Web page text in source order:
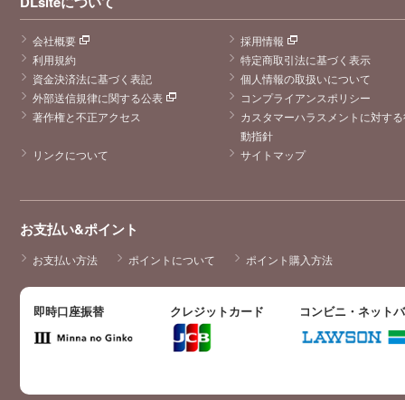
会社概要
採用情報
利用規約
特定商取引法に基づく表示
資金決済法に基づく表記
個人情報の取扱いについて
外部送信規律に関する公表
コンプライアンスポリシー
著作権と不正アクセス
カスタマーハラスメントに対す
動指針
リンクについて
サイトマップ
お支払い&ポイント
お支払い方法 ポイントについて ポイント購入方法
即時口座振替 クレジットカード コンビニ・ネット